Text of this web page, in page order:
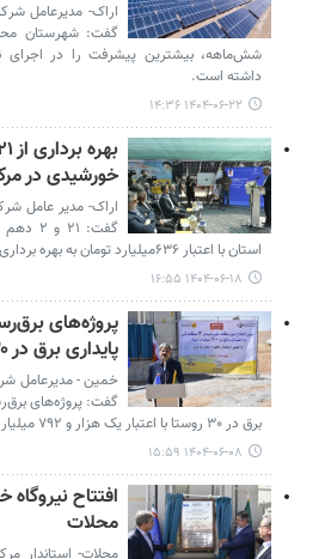
اراک- مدیرعامل
شش‌ماهه، بیشترین پیشرفت را در اجرای
داشته است.
۱۴۰۴-۰۶-۲۲ ۱۴:۳۶
خورشیدی در
اراک- مدیر عامل
گفت:
استان با اعتبار ۶۳۶میلیارد تومان به بهره برداری رسید.
۱۴۰۴-۰۶-۱۸ ۱۶:۵۵
پروژه‌های
پایداری برق در ۳۰ روستا آغاز شد
خمین - مدیرعامل
گفت: پروژه‌های
برق در ۳۰ روستا با اعتبار یک هزار و ۷۹۲ میلیارد ریال آغاز شد.
۱۴۰۴-۰۶-۰۸ ۱۵:۵۹
محلات
محلات- استاندار